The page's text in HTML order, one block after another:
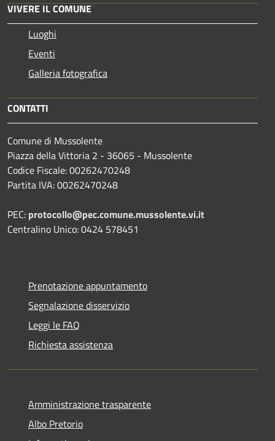
VIVERE IL COMUNE
Luoghi
Eventi
Galleria fotografica
CONTATTI
Comune di Mussolente
Piazza della Vittoria 2 - 36065 - Mussolente
Codice Fiscale: 00262470248
Partita IVA: 00262470248
PEC: protocollo@pec.comune.mussolente.vi.it
Centralino Unico: 0424 578451
Prenotazione appuntamento
Segnalazione disservizio
Leggi le FAQ
Richiesta assistenza
Amministrazione trasparente
Albo Pretorio